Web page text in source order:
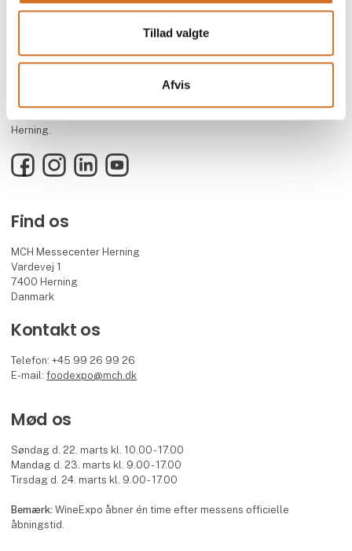
Tillad valgte
Afvis
Foodexpo er Nordens største fødevaremesse og branchens faglige
mødested for både besøgende og udstillere.
brancheforeninger inden for blandt andet foodservice, hotel,
Herning.
FacebookInstagramLinkedInYouTube
Find os
MCH Messecenter Herning
Vardevej 1
7400 Herning
Danmark
Kontakt os
Telefon: +45 99 26 99 26
E-mail:foodexpo@mch.dk
Mød os
Søndag d. 22. marts kl. 10.00 - 17.00
Mandag d. 23. marts kl. 9.00 - 17.00
Tirsdag d. 24. marts kl. 9.00 - 17.00
Bemærk:WineExpo åbner én time efter messens officielle
åbningstid.